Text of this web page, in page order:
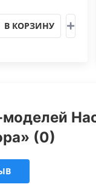
В КОРЗИНУ
(0)